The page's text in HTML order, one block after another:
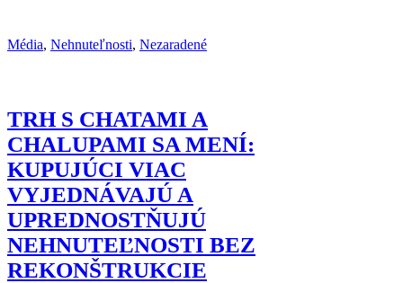
Média, Nehnuteľnosti, Nezaradené
TRH S CHATAMI A
CHALUPAMI SA MENÍ:
KUPUJÚCI VIAC
VYJEDNÁVAJÚ A
UPREDNOSTŇUJÚ
NEHNUTEĽNOSTI BEZ
REKONŠTRUKCIE